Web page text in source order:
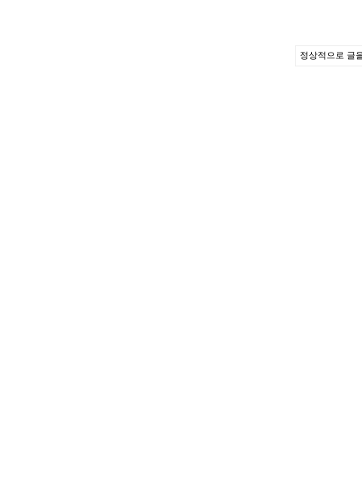
정상적으로 글